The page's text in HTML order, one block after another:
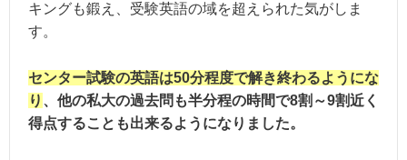
キングも鍛え、受験英語の域を超えられた気がしま
す。
センター試験の英語は50分程度で解き終わるようにな
り 、他の私大の過去問も半分程の時間で8割～9割近く
得点することも出来るようになりました。